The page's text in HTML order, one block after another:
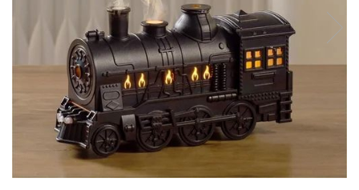
Cele mai vandute
Cele mai votate
Cu video
Pret
0 Lei - 100 Lei
100 Lei - 200 Lei
200 Lei - 300 Lei
300 Lei - 500 Lei
500 Lei - 1000 Lei